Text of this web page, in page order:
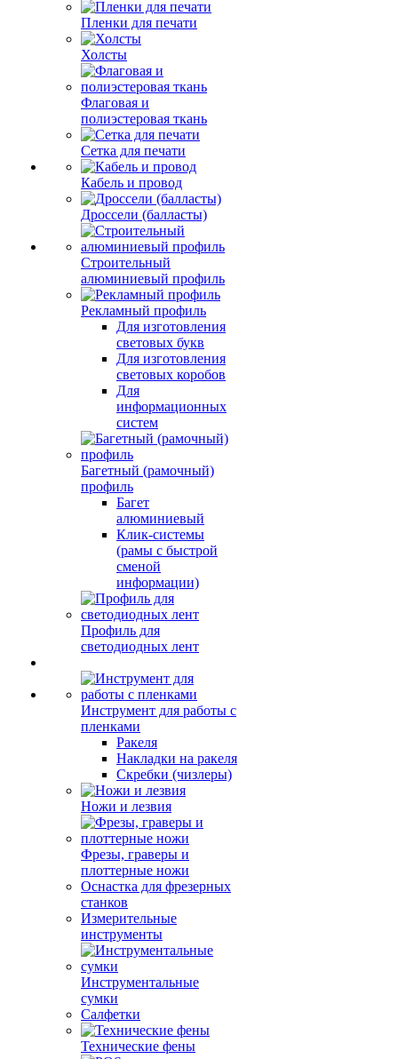
Пленки для печати
Холсты
Флаговая и
полиэстеровая ткань
Сетка для печати
Кабель и провод
Дроссели (балласты)
Строительный
алюминиевый профиль
Рекламный профиль
Для изготовления
световых букв
Для изготовления
световых коробов
Для
информационных
систем
Багетный (рамочный)
профиль
Багет
алюминиевый
Клик-системы
(рамы с быстрой
сменой
информации)
Профиль для
светодиодных лент
Инструмент для работы с
пленками
Ракеля
Накладки на ракеля
Скребки (чизлеры)
Ножи и лезвия
Фрезы, граверы и
плоттерные ножи
Оснастка для фрезерных
станков
Измерительные
инструменты
Инструментальные
сумки
Салфетки
Технические фены